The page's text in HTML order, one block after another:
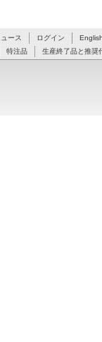
ュース ログイン
特注品 生産終了品と推奨